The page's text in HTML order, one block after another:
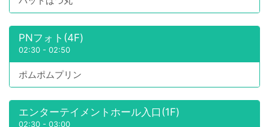
PNフォト(4F)
02:30 - 02:50
ポムポムプリン
エンターテイメントホール入口(1F)
02:30 - 03:00